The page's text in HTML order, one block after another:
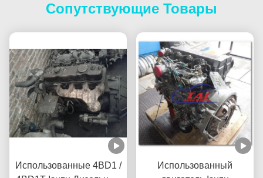
Сопутствующие Товары
Использованные 4BD1 /
Использованный